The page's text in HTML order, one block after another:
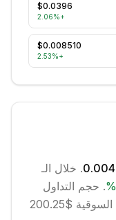
$0.0396
+
2.06%
$0.008510
+
2.53%
. خلال الـ
%
. حجم التداول
القيمة السوقية $200.25